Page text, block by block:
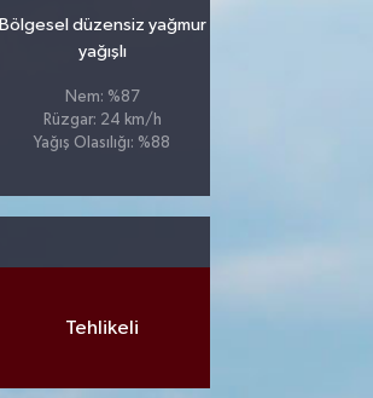
Bölgesel düzensiz yağmur
yağışlı
Nem: %87
Rüzgar: 24 km/h
Yağış Olasılığı: %88
Tehlikeli